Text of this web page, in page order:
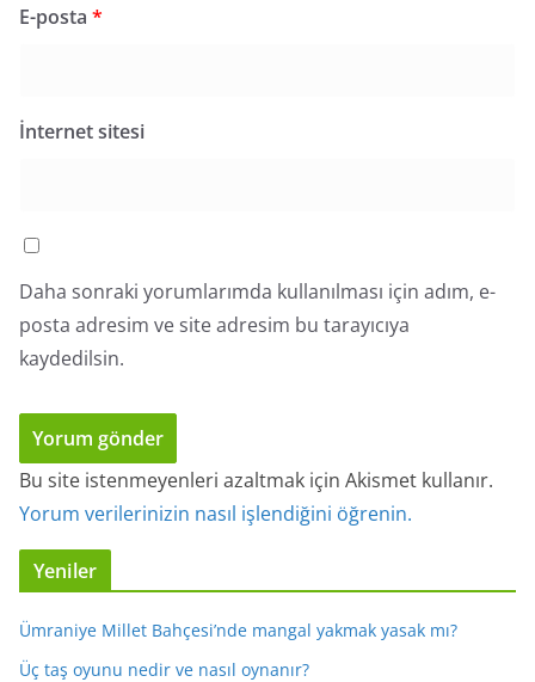
E-posta *
İnternet sitesi
Daha sonraki yorumlarımda kullanılması için adım, e-
posta adresim ve site adresim bu tarayıcıya
kaydedilsin.
Bu site istenmeyenleri azaltmak için Akismet kullanır.
Yorum verilerinizin nasıl işlendiğini öğrenin.
Yeniler
Ümraniye Millet Bahçesi’nde mangal yakmak yasak mı?
Üç taş oyunu nedir ve nasıl oynanır?